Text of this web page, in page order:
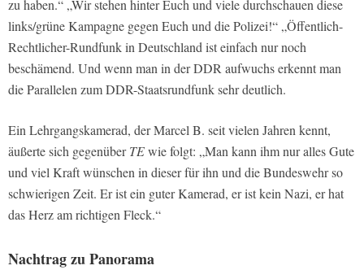
zu haben.“ „Wir stehen hinter Euch und viele durchschauen diese
links/grüne Kampagne gegen Euch und die Polizei!“ „Öffentlich-
Rechtlicher-Rundfunk in Deutschland ist einfach nur noch
beschämend. Und wenn man in der DDR aufwuchs erkennt man
die Parallelen zum DDR-Staatsrundfunk sehr deutlich.
Ein Lehrgangskamerad, der Marcel B. seit vielen Jahren kennt,
äußerte sich gegenüberTEwie folgt: „Man kann ihm nur alles Gute
und viel Kraft wünschen in dieser für ihn und die Bundeswehr so
schwierigen Zeit. Er ist ein guter Kamerad, er ist kein Nazi, er hat
das Herz am richtigen Fleck.“
Nachtrag zuPanorama